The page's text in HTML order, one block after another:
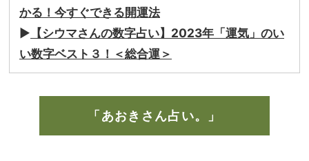
かる！今すぐできる開運法
▶︎ 【シウマさんの数字占い】 2023年「運気」のい
い数字ベスト３！＜総合運＞
「あおきさん占い。」